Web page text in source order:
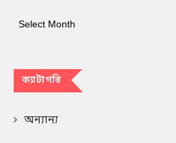
ক্যাটাগরি
অন্যান্য